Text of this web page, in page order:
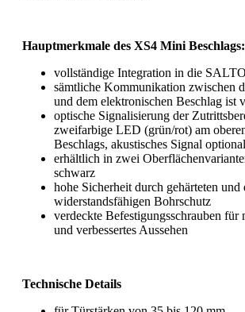
Hauptmerkmale des XS4 Mini Beschlags:
vollständige Integration in die
sämtliche Kommunikation zwischen
und dem elektronischen Beschlag ist
optische Signalisierung der
zweifarbige LED (grün/rot) am
Beschlags, akustisches Signal
erhältlich in zwei
schwarz
hohe Sicherheit durch gehärteten und
widerstandsfähigen Bohrschutz
verdeckte Befestigungsschrauben für
und verbessertes Aussehen
Technische Details